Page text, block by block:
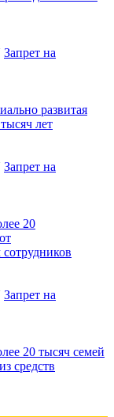
Запрет на
развитая
лет
Запрет на
20
Запрет на
20 тысяч семей
средств